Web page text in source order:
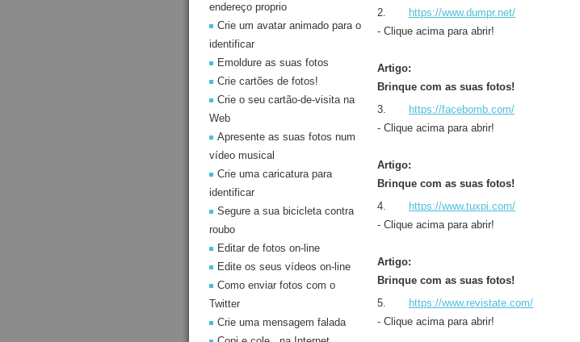
2.
https://www.dumpr.net/
- Clique acima para abrir!
Artigo:
Brinque com as suas fotos!
3.
https://facebomb.com/
- Clique acima para abrir!
Artigo:
Brinque com as suas fotos!
4.
https://www.tuxpi.com/
- Clique acima para abrir!
Artigo:
Brinque com as suas fotos!
5.
https://www.revistate.com/
- Clique acima para abrir!
endereço proprio
Crie um avatar animado para o
identificar
Emoldure as suas fotos
Crie cartões de fotos!
Crie o seu cartão-de-visita na
Web
Apresente as suas fotos num
vídeo musical
Crie uma caricatura para
identificar
Segure a sua bicicleta contra
roubo
Editar de fotos on-line
Edite os seus vídeos on-line
Como enviar fotos com o
Twitter
Crie uma mensagem falada